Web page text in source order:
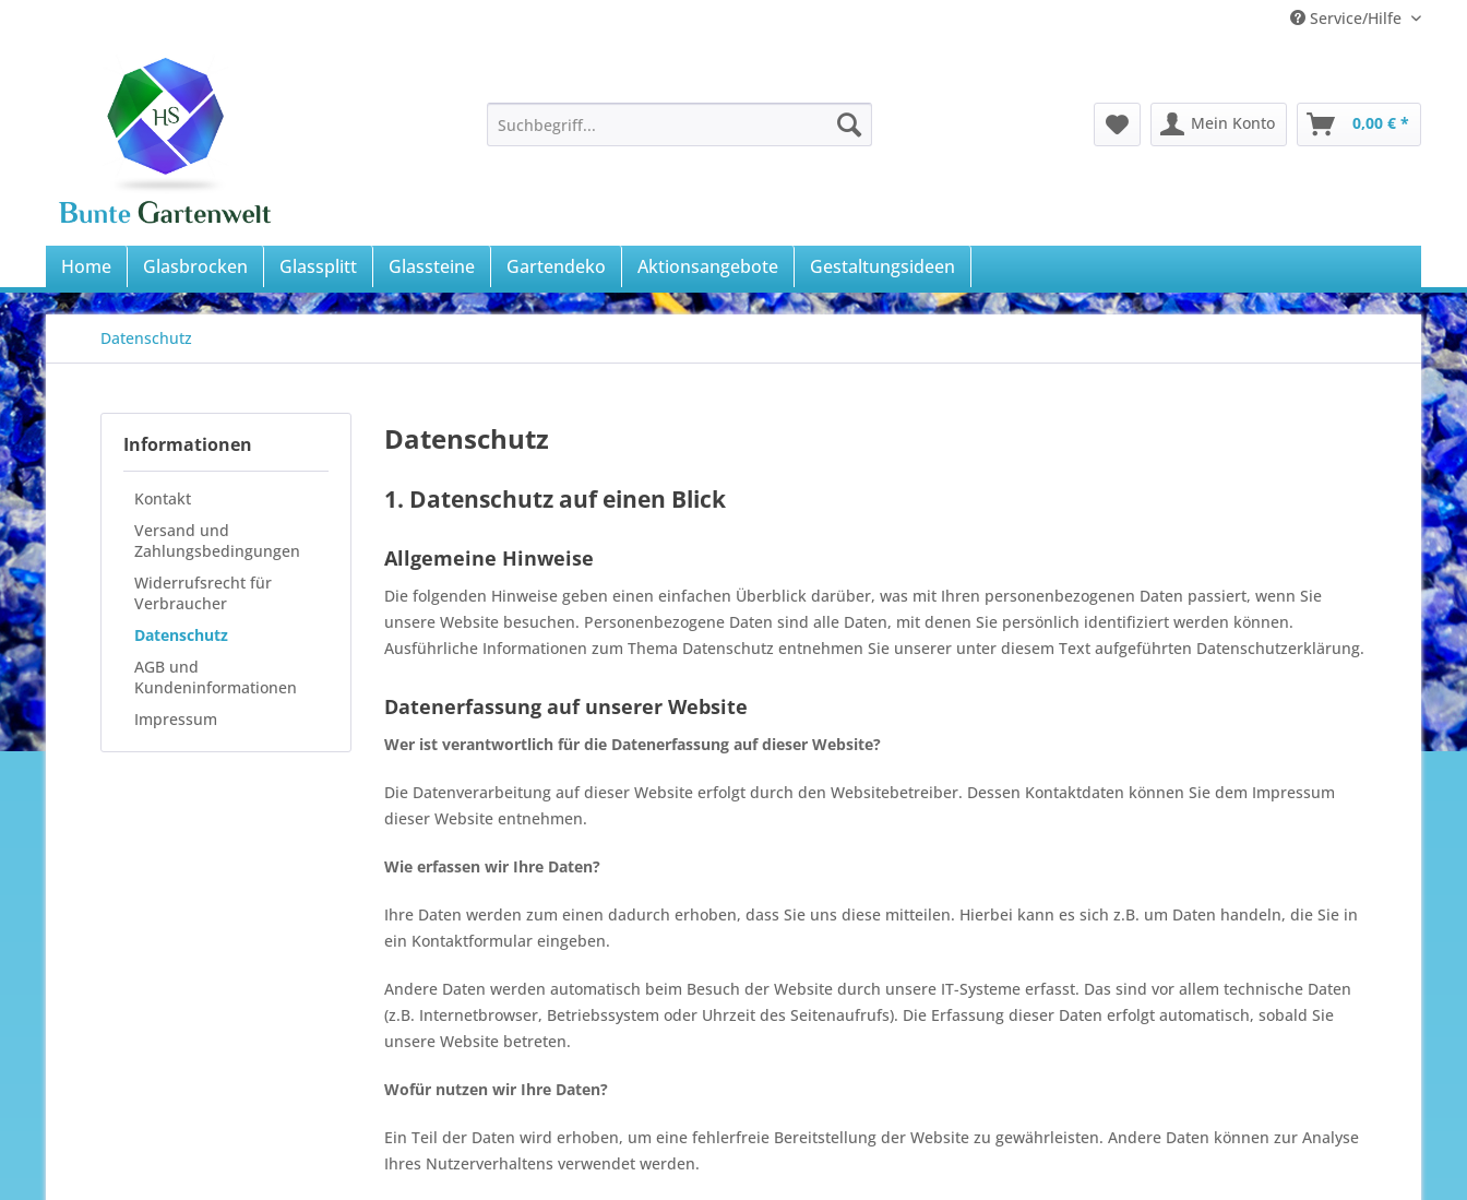
Service/Hilfe
Mein Konto 0,00 € *
Home Glasbrocken Glassplitt Glassteine Gartendeko Aktionsangebote Gestaltungsideen
Datenschutz
Informationen
Kontakt
Versand und
Zahlungsbedingungen
Widerrufsrecht für
Verbraucher
Datenschutz
AGB und
Kundeninformationen
Impressum
Datenschutz
1. Datenschutz auf einen Blick
Allgemeine Hinweise
Die folgenden Hinweise geben einen einfachen Überblick darüber, was mit Ihren personenbezogenen Daten passiert, wenn Sie
unsere Website besuchen. Personenbezogene Daten sind alle Daten, mit denen Sie persönlich identifiziert werden können.
Ausführliche Informationen zum Thema Datenschutz entnehmen Sie unserer unter diesem Text aufgeführten Datenschutzerklärung.
Datenerfassung auf unserer Website
Wer ist verantwortlich für die Datenerfassung auf dieser Website?
Die Datenverarbeitung auf dieser Website erfolgt durch den Websitebetreiber. Dessen Kontaktdaten können Sie dem Impressum
dieser Website entnehmen.
Wie erfassen wir Ihre Daten?
Ihre Daten werden zum einen dadurch erhoben, dass Sie uns diese mitteilen. Hierbei kann es sich z.B. um Daten handeln, die Sie in
ein Kontaktformular eingeben.
Andere Daten werden automatisch beim Besuch der Website durch unsere IT-Systeme erfasst. Das sind vor allem technische Daten
(z.B. Internetbrowser, Betriebssystem oder Uhrzeit des Seitenaufrufs). Die Erfassung dieser Daten erfolgt automatisch, sobald Sie
unsere Website betreten.
Wofür nutzen wir Ihre Daten?
Ein Teil der Daten wird erhoben, um eine fehlerfreie Bereitstellung der Website zu gewährleisten. Andere Daten können zur Analyse
Ihres Nutzerverhaltens verwendet werden.